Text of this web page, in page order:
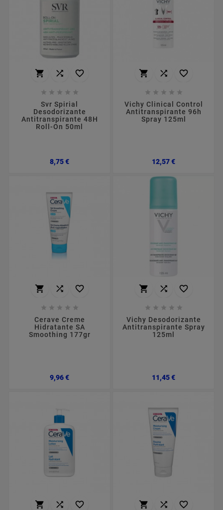
  
    
Svr Spirial
Desodorizante
Antitranspirante 48H
Roll-On 50ml
8,75 €Preço
  
    
Vichy Clinical Control
Antitranspirante 96h
Spray 125ml
12,57 €Preço
  
    
Cerave Creme
Hidratante SA
Smoothing 177gr
9,96 €Preço
  
    
Vichy Desodorizante
Antitranspirante Spray
125ml
11,45 €Preço
     